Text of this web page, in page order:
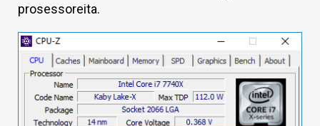
HAKU
prosessoreita.